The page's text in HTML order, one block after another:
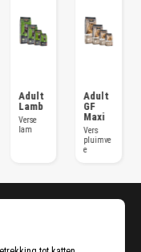
Adult
Lamb
Verse
lam
Adult
GF
Maxi
Vers
pluimve
e